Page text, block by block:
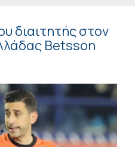
διαιτητής στον
Betsson